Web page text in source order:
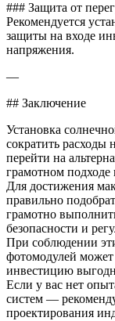
### Защита от
Рекомендуется
защиты на входе
напряжения.
—
## Заключение
Установка
сократить расходы
перейти на
грамотном
Для достижения
правильно
грамотно
безопасности и
При соблюдении
фотомодулей может
инвестицию
Если у вас нет
систем —
проектирования